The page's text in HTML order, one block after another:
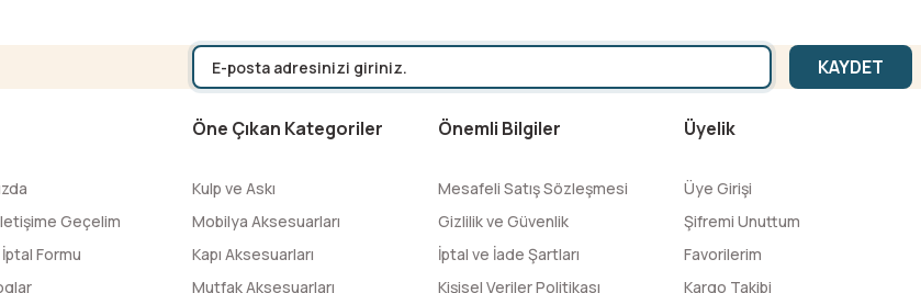
Gönder
KAYDET
Geçelim
Formu
Öne Çıkan Kategoriler
Kulp ve Askı
Mobilya Aksesuarları
Kapı Aksesuarları
Mutfak Aksesuarları
Önemli Bilgiler
Mesafeli Satış Sözleşmesi
Gizlilik ve Güvenlik
İptal ve İade Şartları
Kişisel Veriler Politikası
Üyelik
Üye Girişi
Şifremi Unuttum
Favorilerim
Kargo Takibi